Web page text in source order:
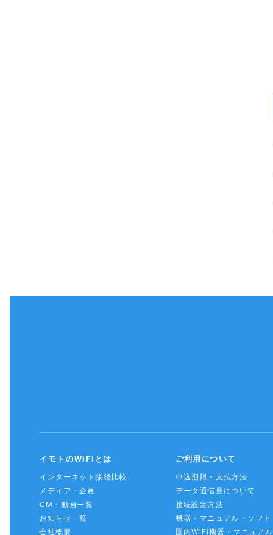
イモトのWiFiとは
インターネット接続比較
メディア・企画
CM・動画一覧
お知らせ一覧
会社概要
ご利用について
申込期限・支払方法
データ通信量について
接続設定方法
機器・マニュアル・ソフト
国内WiFi機器・マニュアル